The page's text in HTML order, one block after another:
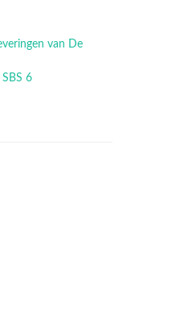
van De
6